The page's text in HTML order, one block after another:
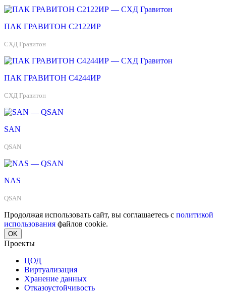
ПАК ГРАВИТОН С2122ИР
СХД Гравитон
ПАК ГРАВИТОН С4244ИР
СХД Гравитон
SAN
QSAN
NAS
QSAN
Продолжая использовать сайт, вы соглашаетесь с политикой
использования файлов cookie.
OK
Проекты
ЦОД
Виртуализация
Хранение данных
Отказоустойчивость